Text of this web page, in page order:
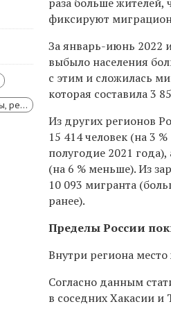
Понаехавшие: иностранцы, решившие жить в Сибири
фиксируют
За январь-июнь 2022
выбыло населения
с этим и сложилась
которая составила 3
Из других регионов
15 414 человек (на 3
полугодие 2021 года),
(на 6 % меньше). Из
10 093 мигранта
ранее).
Пределы России
Внутри региона
Согласно данным
в соседних Хакасии и